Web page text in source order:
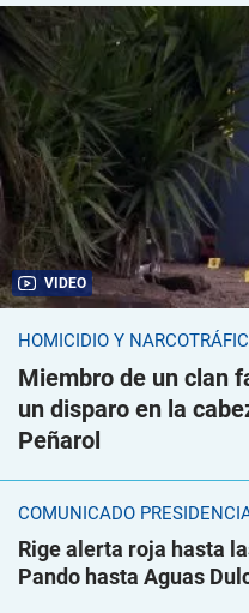
VIDEO
HOMICIDIO Y
Miembro de un clan
un disparo en la
Peñarol
COMUNICADO
Rige alerta roja hasta
Pando hasta Aguas